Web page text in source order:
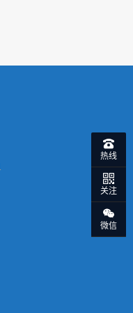
热线
关注
微信